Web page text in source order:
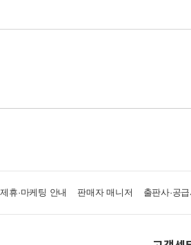
제휴·마케팅 안내 판매자 매니저 출판사·공